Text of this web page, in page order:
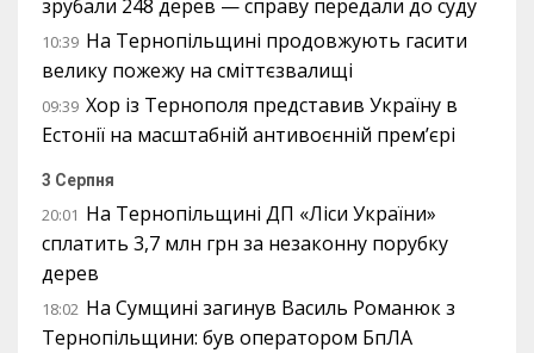
зрубали 248 дерев — справу передали до суду
10:39 На Тернопільщині продовжують гасити
велику пожежу на сміттєзвалищі
09:39 Хор із Тернополя представив Україну в
Естонії на масштабній антивоєнній прем’єрі
3 Серпня
20:01 На Тернопільщині ДП «Ліси України»
сплатить 3,7 млн грн за незаконну порубку
дерев
18:02 На Сумщині загинув Василь Романюк з
Тернопільщини: був оператором БпЛА